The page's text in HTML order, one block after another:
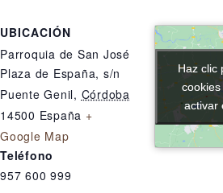
UBICACIÓN
Parroquia de San José
Plaza de España, s/n
Puente Genil, Córdoba
14500 España +
Google Map
Teléfono
957 600 999
Haz clic
activar
Haz clic
activar